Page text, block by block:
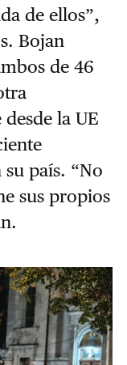
de ellos”,
Bojan
de 46
la UE
país. “No
sus propios